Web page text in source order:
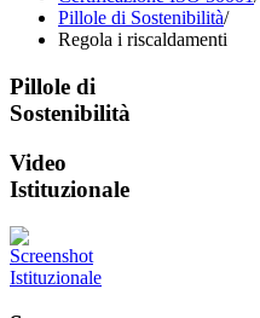
Pillole di Sostenibilità/
Regola i riscaldamenti
Pillole di
Sostenibilità
Video
Istituzionale